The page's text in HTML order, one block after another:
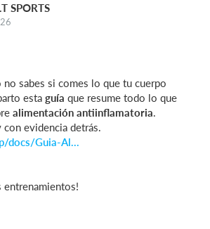
SPORTS
no sabes si comes lo que tu cuerpo
esta guía que resume todo lo que
alimentación antiinflamatoria.
con evidencia detrás.
docs/Guia-Al...
entrenamientos!